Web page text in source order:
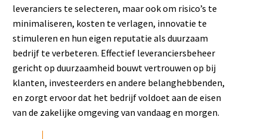
leveranciers te selecteren, maar ook om risico’s te
minimaliseren, kosten te verlagen, innovatie te
stimuleren en hun eigen reputatie als duurzaam
bedrijf te verbeteren. Effectief leveranciersbeheer
gericht op duurzaamheid bouwt vertrouwen op bij
klanten, investeerders en andere belanghebbenden,
en zorgt ervoor dat het bedrijf voldoet aan de eisen
van de zakelijke omgeving van vandaag en morgen.